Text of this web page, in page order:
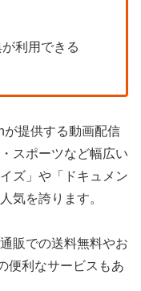
利用できる
提供する動画配信
スポーツなど幅広い
ズ」や「ドキュメン
気を誇ります。
販での送料無料やお
便利なサービスもあ